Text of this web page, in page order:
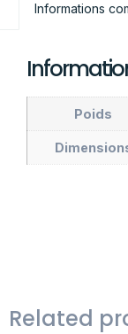
Informations
Poids
Related